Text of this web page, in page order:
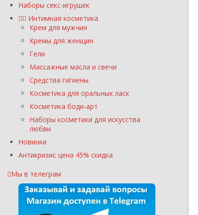
Наборы секс-игрушек
Интимная косметика
Крем для мужчин
Кремы для женщин
Гели
Массажные масла и свечи
Средства гигиены
Косметика для оральных ласк
Косметика боди-арт
Наборы косметики для искусства
любви
Новинки
Антикризис цена 45% скидка
Мы в телеграм